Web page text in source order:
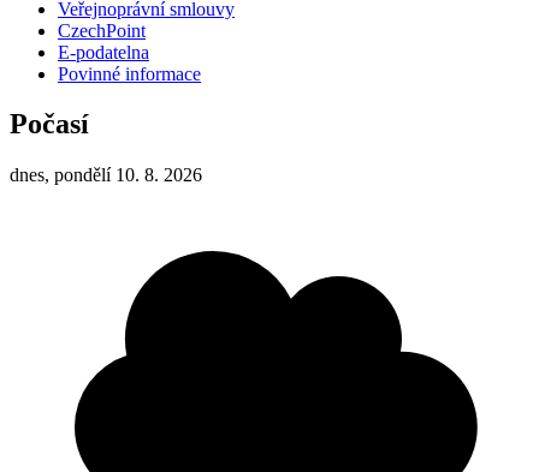
Veřejnoprávní smlouvy
CzechPoint
E-podatelna
Povinné informace
Počasí
dnes, pondělí 10. 8. 2026